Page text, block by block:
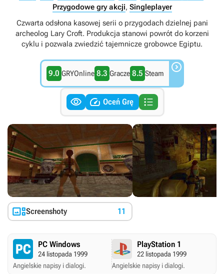
Przygodowe gry akcji, Singleplayer
Czwarta odsłona kasowej serii o przygodach dzielnej pani
archeolog Lary Croft. Produkcja stanowi powrót do korzeni
cyklu i pozwala zwiedzić tajemnicze grobowce Egiptu.
9.0 GRYOnline 8.3 Gracze 8.5 Steam 
  Oceń Grę 
Screenshoty 11
PC Windows
24 listopada 1999
Angielskie napisy i dialogi.
PlayStation 1
22 listopada 1999
Angielskie napisy i dialogi.